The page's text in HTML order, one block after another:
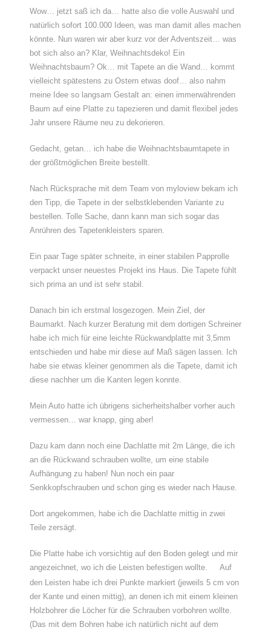
Wow… jetzt saß ich da… hatte also die volle Auswahl und
natürlich sofort 100.000 Ideen, was man damit alles machen
könnte. Nun waren wir aber kurz vor der Adventszeit… was
bot sich also an? Klar, Weihnachtsdeko! Ein
Weihnachtsbaum? Ok… mit Tapete an die Wand… kommt
vielleicht spätestens zu Ostern etwas doof… also nahm
meine Idee so langsam Gestalt an: einen immerwährenden
Baum auf eine Platte zu tapezieren und damit flexibel jedes
Jahr unsere Räume neu zu dekorieren.
Gedacht, getan… ich habe die Weihnachtsbaumtapete in
der größtmöglichen Breite bestellt.
Nach Rücksprache mit dem Team von myloview bekam ich
den Tipp, die Tapete in der selbstklebenden Variante zu
bestellen. Tolle Sache, dann kann man sich sogar das
Anrühren des Tapetenkleisters sparen.
Ein paar Tage später schneite, in einer stabilen Papprolle
verpackt unser neuestes Projekt ins Haus. Die Tapete fühlt
sich prima an und ist sehr stabil.
Danach bin ich erstmal losgezogen. Mein Ziel, der
Baumarkt. Nach kurzer Beratung mit dem dortigen Schreiner
habe ich mich für eine leichte Rückwandplatte mit 3,5mm
entschieden und habe mir diese auf Maß sägen lassen. Ich
habe sie etwas kleiner genommen als die Tapete, damit ich
diese nachher um die Kanten legen konnte.
Mein Auto hatte ich übrigens sicherheitshalber vorher auch
vermessen… war knapp, ging aber!
Dazu kam dann noch eine Dachlatte mit 2m Länge, die ich
an die Rückwand schrauben wollte, um eine stabile
Aufhängung zu haben! Nun noch ein paar
Senkkopfschrauben und schon ging es wieder nach Hause.
Dort angekommen, habe ich die Dachlatte mittig in zwei
Teile zersägt.
Die Platte habe ich vorsichtig auf den Boden gelegt und mir
angezeichnet, wo ich die Leisten befestigen wollte.
Auf
den Leisten habe ich drei Punkte markiert (jeweils 5 cm von
der Kante und einen mittig), an denen ich mit einem kleinen
Holzbohrer die Löcher für die Schrauben vorbohren wollte.
(Das mit dem Bohren habe ich natürlich nicht auf dem